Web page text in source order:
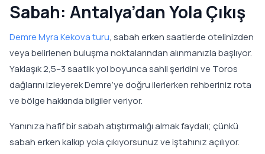
Sabah: Antalya’dan Yola Çıkış
Demre Myra Kekova turu, sabah erken saatlerde otelinizden
veya belirlenen buluşma noktalarından alınmanızla başlıyor.
Yaklaşık 2,5–3 saatlik yol boyunca sahil şeridini ve Toros
dağlarını izleyerek Demre’ye doğru ilerlerken rehberiniz rota
ve bölge hakkında bilgiler veriyor.
Yanınıza hafif bir sabah atıştırmalığı almak faydalı; çünkü
sabah erken kalkıp yola çıkıyorsunuz ve iştahınız açılıyor.